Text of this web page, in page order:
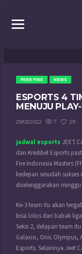
FREE FIRE NEWS
ESPORTS 4
MENUJU
29/03/2022 7 29
jadwal esports
dan Kredibel Esports
Fire Indonesia Masters
kedepan sesudah
diselenggarakan
Ke-3 team itu akan
bisa lolos dari babak liga
Seksi 2, delapan team
Galaxio, Onic Olympus,
Esports. Selainnya Jeet